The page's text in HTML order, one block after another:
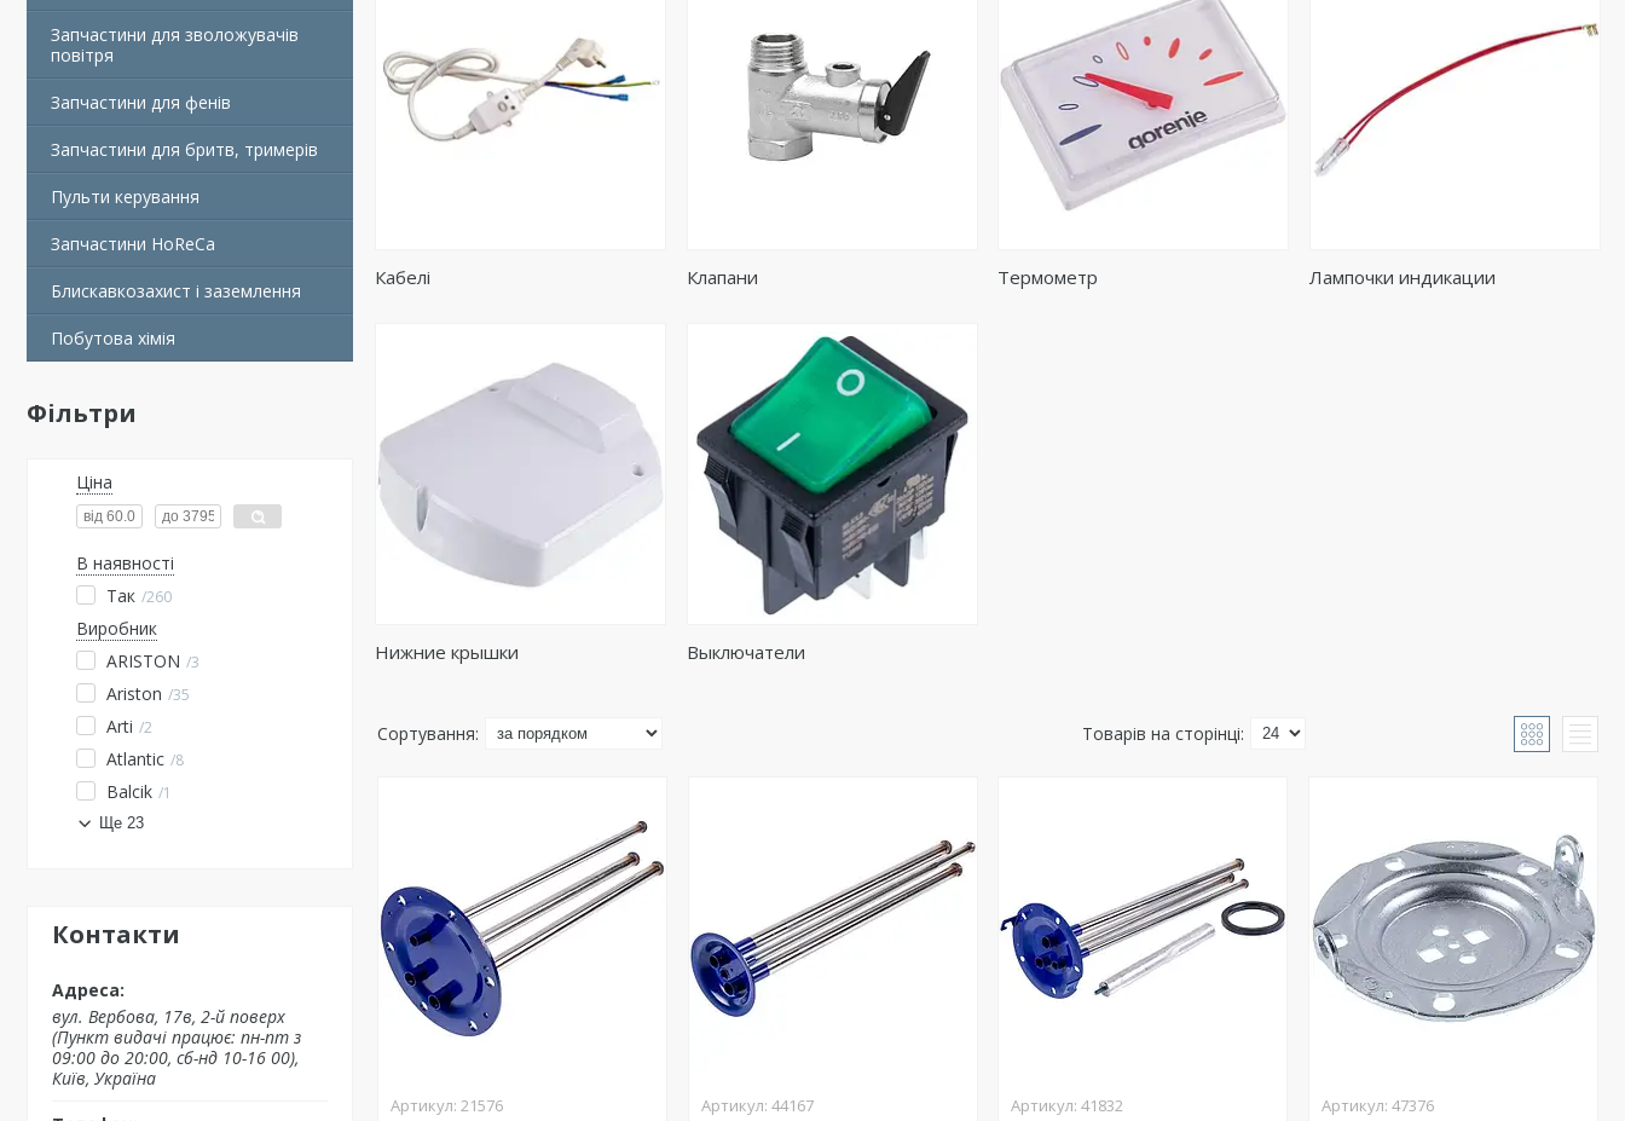
Запчастини для зволожувачів
повітря
Запчастини для фенів
Запчастини для бритв, тримерів
Пульти керування
Запчастини HoReCa
Блискавкозахист і заземлення
Побутова хімія
Фільтри
Ціна
В наявності
Так 260
Виробник
ARISTON 3
Ariston 35
Arti 2
Atlantic 8
Balcik 1
Ще 23
Контакти
вул. Вербова, 17в, 2-й поверх
(Пункт видачі працює: пн-пт з
09:00 до 20:00, сб-нд 10-16 00),
Київ, Україна
Кабелі Клапани Термометр Лампочки индикации
Нижние крышки Выключатели
21576 44167 41832 47376